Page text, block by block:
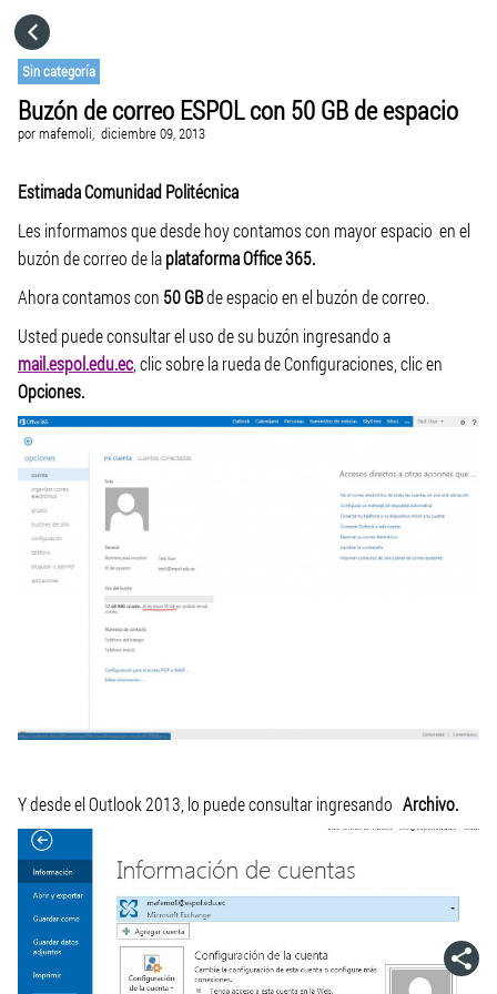
Sin categoría
Buzón de correo ESPOL con 50 GB de espacio
pormafemoli, diciembre 09, 2013
Estimada Comunidad Politécnica
Les informamos que desde hoy contamos con mayor espacio en el
buzón de correo de laplataforma Office 365.
Ahora contamos con 50 GBde espacio en el buzón de correo.
Usted puede consultar el uso de su buzón ingresando a
mail.espol.edu.ec , clic sobre la rueda de Configuraciones, clic en
Opciones.
Y desde el Outlook 2013, lo puede consultar ingresando Archivo.
CATEGORÍAS
IR A
VISITA EL SITIO WEB